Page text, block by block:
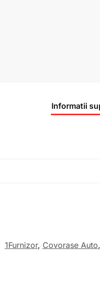
Informatii
1Furnizor, Covorase Auto,